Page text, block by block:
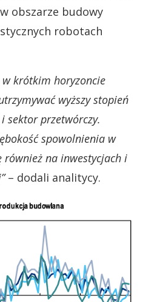
obszarze budowy
robotach
w krótkim horyzoncie
wyższy stopień
sektor przetwórczy.
spowolnienia w
również na inwestycjach i
– dodali analitycy.